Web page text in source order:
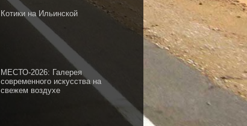
Котики на Ильинской
МЕСТО-2026: Галерея
современного искусства на
свежем воздухе